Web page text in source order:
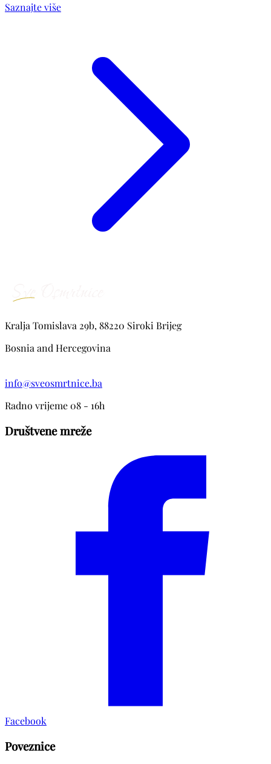
Saznajte više
Kralja Tomislava 29b, 88220 Siroki Brijeg
Bosnia and Hercegovina
info@sveosmrtnice.ba
Radno vrijeme 08 - 16h
Društvene mreže
Facebook
Poveznice